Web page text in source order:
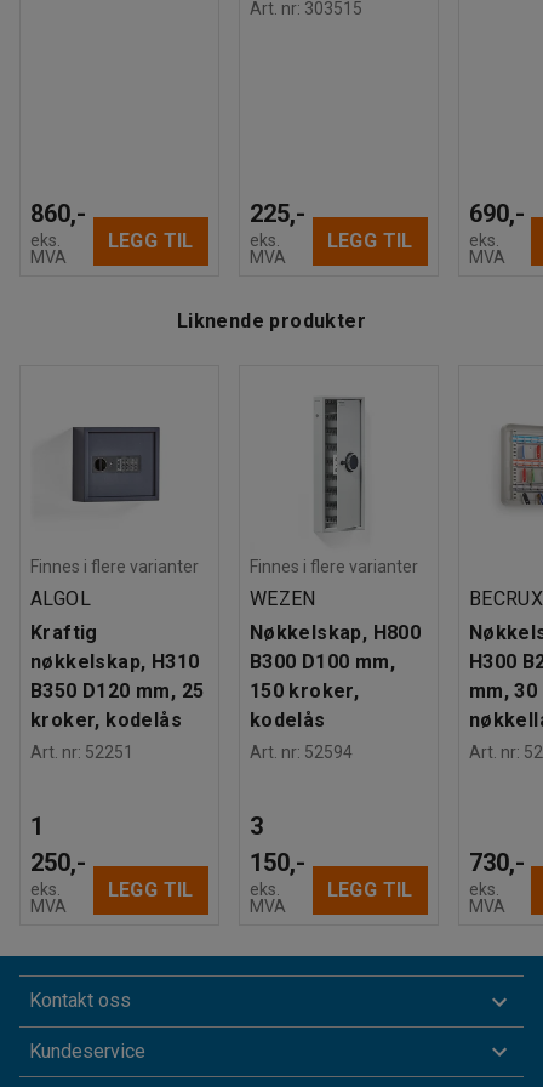
860,-
eks.
MVA
LEGG TIL
Art. nr: 303515
225,-
eks.
MVA
LEGG TIL
690,-
eks.
MVA
Liknende produkter
Finnes i flere varianter
ALGOL
Kraftig
nøkkelskap, H310
B350 D120 mm, 25
kroker, kodelås
Art. nr: 52251
1
250,-
eks.
MVA
LEGG TIL
Finnes i flere varianter
WEZEN
Nøkkelskap, H800
B300 D100 mm,
150 kroker,
kodelås
Art. nr: 52594
3
150,-
eks.
MVA
LEGG TIL
BECRUX
H300
mm,
Art. nr:
730,-
eks.
MVA
Kontakt oss
Kundeservice